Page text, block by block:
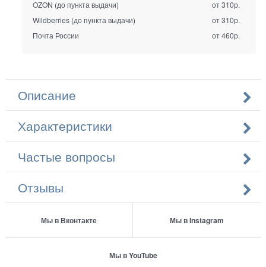
OZON (до пункта выдачи)
от 310р.
Wildberries (до пункта выдачи)
от 310р.
Почта России
от 460р.
Описание
Характеристики
Частые вопросы
Отзывы
Мы в Вконтакте Мы в Instagram
Мы в YouTube